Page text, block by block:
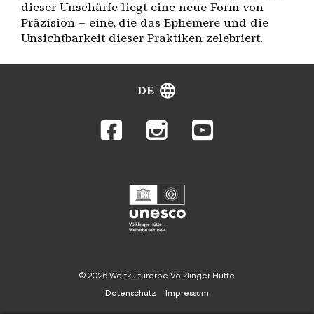
dieser Unschärfe liegt eine neue Form von
Präzision – eine, die das Ephemere und die
Unsichtbarkeit dieser Praktiken zelebriert.
DE
© 2026 Weltkulturerbe Völklinger Hütte
Datenschutz
Impressum